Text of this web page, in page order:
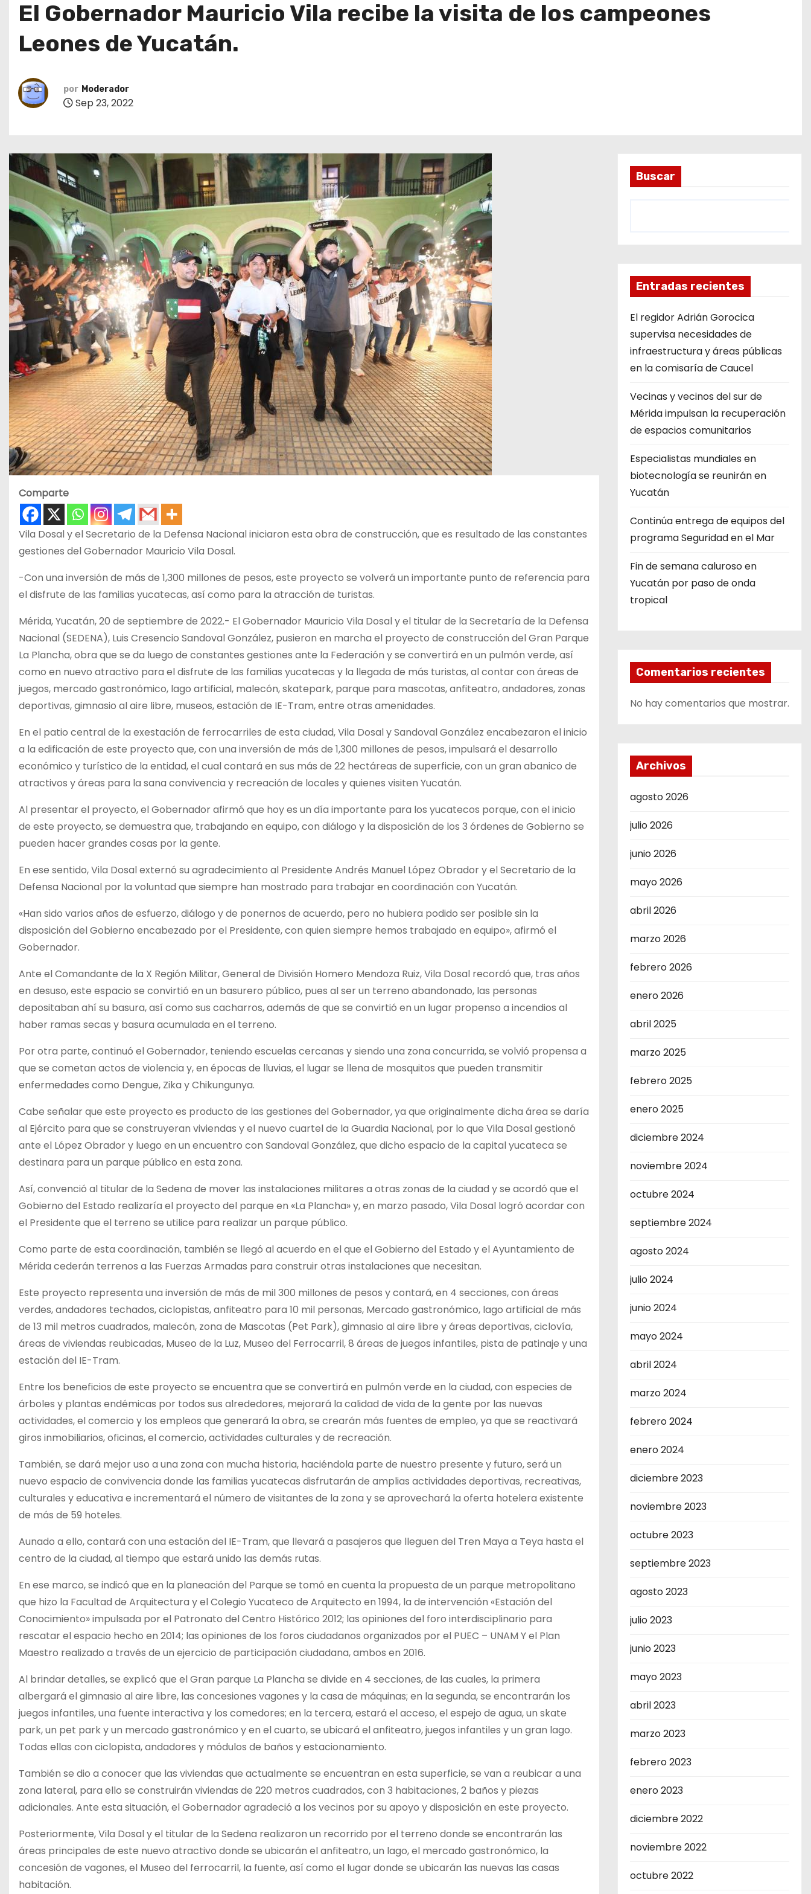
El Gobernador Mauricio Vila recibe la visita de los campeones
Leones de Yucatán.
por Moderador
Sep 23, 2022
Comparte
Vila Dosal y el Secretario de la Defensa Nacional iniciaron esta obra de construcción, que es resultado de las constantes
gestiones del Gobernador Mauricio Vila Dosal.
-Con una inversión de más de 1,300 millones de pesos, este proyecto se volverá un importante punto de referencia para
el disfrute de las familias yucatecas, así como para la atracción de turistas.
Mérida, Yucatán, 20 de septiembre de 2022.- El Gobernador Mauricio Vila Dosal y el titular de la Secretaría de la Defensa
Nacional (SEDENA), Luis Cresencio Sandoval González, pusieron en marcha el proyecto de construcción del Gran Parque
La Plancha, obra que se da luego de constantes gestiones ante la Federación y se convertirá en un pulmón verde, así
como en nuevo atractivo para el disfrute de las familias yucatecas y la llegada de más turistas, al contar con áreas de
juegos, mercado gastronómico, lago artificial, malecón, skatepark, parque para mascotas, anfiteatro, andadores, zonas
deportivas, gimnasio al aire libre, museos, estación de IE-Tram, entre otras amenidades.
En el patio central de la exestación de ferrocarriles de esta ciudad, Vila Dosal y Sandoval González encabezaron el inicio
a la edificación de este proyecto que, con una inversión de más de 1,300 millones de pesos, impulsará el desarrollo
económico y turístico de la entidad, el cual contará en sus más de 22 hectáreas de superficie, con un gran abanico de
atractivos y áreas para la sana convivencia y recreación de locales y quienes visiten Yucatán.
Al presentar el proyecto, el Gobernador afirmó que hoy es un día importante para los yucatecos porque, con el inicio
de este proyecto, se demuestra que, trabajando en equipo, con diálogo y la disposición de los 3 órdenes de Gobierno se
pueden hacer grandes cosas por la gente.
En ese sentido, Vila Dosal externó su agradecimiento al Presidente Andrés Manuel López Obrador y el Secretario de la
Defensa Nacional por la voluntad que siempre han mostrado para trabajar en coordinación con Yucatán.
«Han sido varios años de esfuerzo, diálogo y de ponernos de acuerdo, pero no hubiera podido ser posible sin la
disposición del Gobierno encabezado por el Presidente, con quien siempre hemos trabajado en equipo», afirmó el
Gobernador.
Ante el Comandante de la X Región Militar, General de División Homero Mendoza Ruiz, Vila Dosal recordó que, tras años
en desuso, este espacio se convirtió en un basurero público, pues al ser un terreno abandonado, las personas
depositaban ahí su basura, así como sus cacharros, además de que se convirtió en un lugar propenso a incendios al
haber ramas secas y basura acumulada en el terreno.
Por otra parte, continuó el Gobernador, teniendo escuelas cercanas y siendo una zona concurrida, se volvió propensa a
que se cometan actos de violencia y, en épocas de lluvias, el lugar se llena de mosquitos que pueden transmitir
enfermedades como Dengue, Zika y Chikungunya.
Cabe señalar que este proyecto es producto de las gestiones del Gobernador, ya que originalmente dicha área se daría
al Ejército para que se construyeran viviendas y el nuevo cuartel de la Guardia Nacional, por lo que Vila Dosal gestionó
ante el López Obrador y luego en un encuentro con Sandoval González, que dicho espacio de la capital yucateca se
destinara para un parque público en esta zona.
Así, convenció al titular de la Sedena de mover las instalaciones militares a otras zonas de la ciudad y se acordó que el
Gobierno del Estado realizaría el proyecto del parque en «La Plancha» y, en marzo pasado, Vila Dosal logró acordar con
el Presidente que el terreno se utilice para realizar un parque público.
Como parte de esta coordinación, también se llegó al acuerdo en el que el Gobierno del Estado y el Ayuntamiento de
Mérida cederán terrenos a las Fuerzas Armadas para construir otras instalaciones que necesitan.
Este proyecto representa una inversión de más de mil 300 millones de pesos y contará, en 4 secciones, con áreas
verdes, andadores techados, ciclopistas, anfiteatro para 10 mil personas, Mercado gastronómico, lago artificial de más
de 13 mil metros cuadrados, malecón, zona de Mascotas (Pet Park), gimnasio al aire libre y áreas deportivas, ciclovía,
áreas de viviendas reubicadas, Museo de la Luz, Museo del Ferrocarril, 8 áreas de juegos infantiles, pista de patinaje y una
estación del IE-Tram.
Entre los beneficios de este proyecto se encuentra que se convertirá en pulmón verde en la ciudad, con especies de
árboles y plantas endémicas por todos sus alrededores, mejorará la calidad de vida de la gente por las nuevas
actividades, el comercio y los empleos que generará la obra, se crearán más fuentes de empleo, ya que se reactivará
giros inmobiliarios, oficinas, el comercio, actividades culturales y de recreación.
También, se dará mejor uso a una zona con mucha historia, haciéndola parte de nuestro presente y futuro, será un
nuevo espacio de convivencia donde las familias yucatecas disfrutarán de amplias actividades deportivas, recreativas,
culturales y educativa e incrementará el número de visitantes de la zona y se aprovechará la oferta hotelera existente
de más de 59 hoteles.
Aunado a ello, contará con una estación del IE-Tram, que llevará a pasajeros que lleguen del Tren Maya a Teya hasta el
centro de la ciudad, al tiempo que estará unido las demás rutas.
En ese marco, se indicó que en la planeación del Parque se tomó en cuenta la propuesta de un parque metropolitano
que hizo la Facultad de Arquitectura y el Colegio Yucateco de Arquitecto en 1994, la de intervención «Estación del
Conocimiento» impulsada por el Patronato del Centro Histórico 2012; las opiniones del foro interdisciplinario para
rescatar el espacio hecho en 2014; las opiniones de los foros ciudadanos organizados por el PUEC – UNAM Y el Plan
Maestro realizado a través de un ejercicio de participación ciudadana, ambos en 2016.
Al brindar detalles, se explicó que el Gran parque La Plancha se divide en 4 secciones, de las cuales, la primera
albergará el gimnasio al aire libre, las concesiones vagones y la casa de máquinas; en la segunda, se encontrarán los
juegos infantiles, una fuente interactiva y los comedores; en la tercera, estará el acceso, el espejo de agua, un skate
park, un pet park y un mercado gastronómico y en el cuarto, se ubicará el anfiteatro, juegos infantiles y un gran lago.
Todas ellas con ciclopista, andadores y módulos de baños y estacionamiento.
También se dio a conocer que las viviendas que actualmente se encuentran en esta superficie, se van a reubicar a una
zona lateral, para ello se construirán viviendas de 220 metros cuadrados, con 3 habitaciones, 2 baños y piezas
adicionales. Ante esta situación, el Gobernador agradeció a los vecinos por su apoyo y disposición en este proyecto.
Posteriormente, Vila Dosal y el titular de la Sedena realizaron un recorrido por el terreno donde se encontrarán las
áreas principales de este nuevo atractivo donde se ubicarán el anfiteatro, un lago, el mercado gastronómico, la
concesión de vagones, el Museo del ferrocarril, la fuente, así como el lugar donde se ubicarán las nuevas las casas
habitación.
Buscar
Entradas recientes
El regidor Adrián Gorocica
supervisa necesidades de
infraestructura y áreas públicas
en la comisaría de Caucel
Vecinas y vecinos del sur de
Mérida impulsan la recuperación
de espacios comunitarios
Especialistas mundiales en
biotecnología se reunirán en
Yucatán
Continúa entrega de equipos del
programa Seguridad en el Mar
Fin de semana caluroso en
Yucatán por paso de onda
tropical
Comentarios recientes
No hay comentarios que mostrar.
Archivos
agosto 2026
julio 2026
junio 2026
mayo 2026
abril 2026
marzo 2026
febrero 2026
enero 2026
abril 2025
marzo 2025
febrero 2025
enero 2025
diciembre 2024
noviembre 2024
octubre 2024
septiembre 2024
agosto 2024
julio 2024
junio 2024
mayo 2024
abril 2024
marzo 2024
febrero 2024
enero 2024
diciembre 2023
noviembre 2023
octubre 2023
septiembre 2023
agosto 2023
julio 2023
junio 2023
mayo 2023
abril 2023
marzo 2023
febrero 2023
enero 2023
diciembre 2022
noviembre 2022
octubre 2022